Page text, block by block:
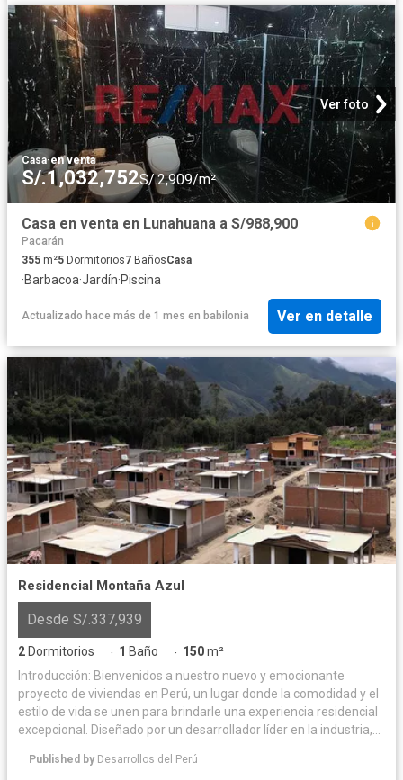
Ver foto
Casa·en venta
S/.1,032,752S/.2,909/m²
Casa en venta en Lunahuana a S/988,900
Pacarán
355 m²5 Dormitorios7 BañosCasa
·Barbacoa·Jardín·Piscina
Actualizado hace más de 1 mes en babilonia Ver en detalle
Residencial Montaña Azul
Desde S/.337,939
2 Dormitorios · 1 Baño · 150m²
Introducción: Bienvenidos a nuestro nuevo y emocionante
proyecto de viviendas en Perú, un lugar donde la comodidad y el
estilo de vida se unen para brindarle una experiencia residencial
excepcional. Diseñado por un desarrollador líder en la industria,
moderna, comodidades de primer nivel y ubicación estratégica
Published by Desarrollos del Perú